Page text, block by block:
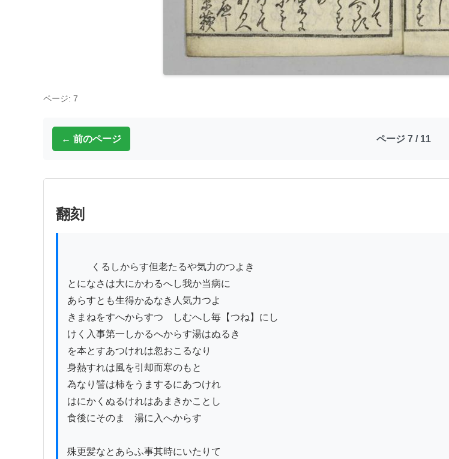
ページ: 7
← 前のページ ページ 7 / 11
翻刻
とになさは大にかわるへし我か当病に
あらすとも生得かゐなき人気力つよ
きまねをすへからすつゝしむへし毎【つね】にし
けく入事第一しかるへからす湯はぬるき
を本とすあつけれは忽おこるなり
身熱すれは風を引却而寒のもとゝ
為なり譬は柿をうまするにあつけれ
はにかくぬるけれはあまきかことし
食後にそのまゝ湯に入へからす
殊更髪なとあらふ事其時にいたりて